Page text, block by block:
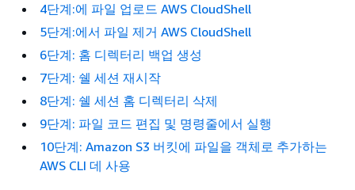
4단계:에 파일 업로드 AWS CloudShell
5단계:에서 파일 제거 AWS CloudShell
6단계: 홈 디렉터리 백업 생성
7단계: 쉘 세션 재시작
8단계: 쉘 세션 홈 디렉터리 삭제
9단계: 파일 코드 편집 및 명령줄에서 실행
10단계: Amazon S3 버킷에 파일을 객체로 추가하는
AWS CLI 데 사용